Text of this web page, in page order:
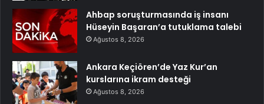
Ahbap soruşturmasında iş insanı
Hüseyin Başaran’a tutuklama talebi
Ağustos 8, 2026
Ankara Keçiören’de Yaz Kur’an
kurslarına ikram desteği
Ağustos 8, 2026